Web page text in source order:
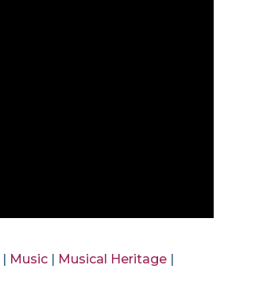
Music Musical Heritage